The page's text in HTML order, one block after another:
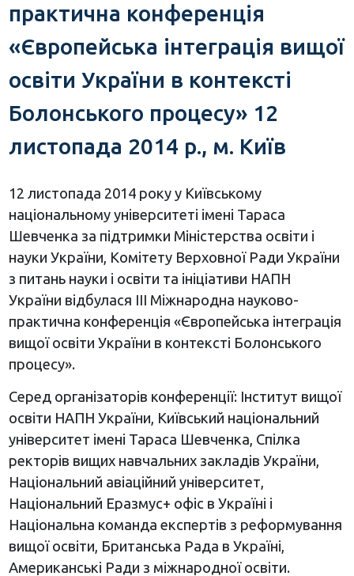
практична конференція
«Європейська інтеграція вищої
освіти України в контексті
Болонського процесу» 12
листопада 2014 р., м. Київ
12 листопада 2014 року у Київському
національному університеті імені Тараса
Шевченка за підтримки Міністерства освіти і
науки України, Комітету Верховної Ради України
з питань науки і освіти та ініціативи НАПН
України відбулася ІІІ Міжнародна науково-
практична конференція «Європейська інтеграція
вищої освіти України в контексті Болонського
процесу».
Серед організаторів конференції: Інститут вищої
освіти НАПН України, Київський національний
університет імені Тараса Шевченка, Спілка
ректорів вищих навчальних закладів України,
Національний авіаційний університет,
Національний Еразмус+ офіс в Україні і
Національна команда експертів з реформування
вищої освіти, Британська Рада в Україні,
Американські Ради з міжнародної освіти.